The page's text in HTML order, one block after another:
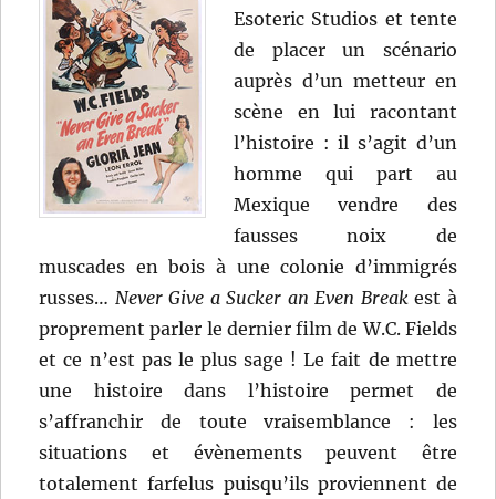
Esoteric Studios et tente
de placer un scénario
auprès d’un metteur en
scène en lui racontant
l’histoire : il s’agit d’un
homme qui part au
Mexique vendre des
fausses noix de
muscades en bois à une colonie d’immigrés
russes… Never Give a Sucker an Even Breakest à
proprement parler le dernier film de W.C. Fields
et ce n’est pas le plus sage ! Le fait de mettre
une histoire dans l’histoire permet de
s’affranchir de toute vraisemblance : les
situations et évènements peuvent être
totalement farfelus puisqu’ils proviennent de